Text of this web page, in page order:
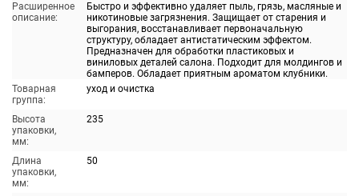
Расширенное
описание:
Быстро и эффективно удаляет пыль, грязь, масляные и
никотиновые загрязнения. Защищает от старения и
выгорания, восстанавливает первоначальную
структуру, обладает антистатическим эффектом.
Предназначен для обработки пластиковых и
виниловых деталей салона. Подходит для молдингов и
бамперов. Обладает приятным ароматом клубники.
Товарная
группа:
уход и очистка
Высота
упаковки,
мм:
235
Длина
упаковки,
мм:
50